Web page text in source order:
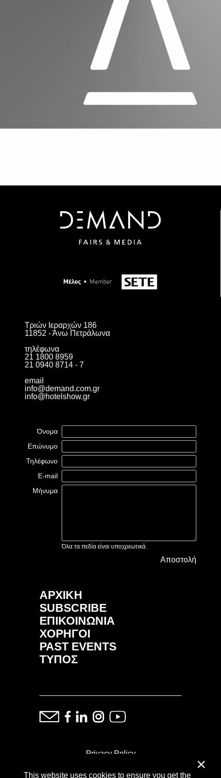
This website uses cookies to ensure you get the
✕
Τριών Ιεραρχών 186
11852 - Άνω Πετράλωνα
τηλέφωνα
21 1800 8959
21 0940 8714 - 7
email
info@demand.com.gr
info@hotelshow.gr
Όνομα
Επώνυμο
Τηλέφωνο
E-mail
Μήνυμα
Όλα τα πεδία είναι υποχρεωτικά.
Αποστολή
ΑΡΧΙΚΗ
SUBSCRIBE
ΕΠΙΚΟΙΝΩΝΙΑ
ΧΟΡΗΓΟΙ
PAST EVENTS
ΤΥΠΟΣ
Privacy Policy